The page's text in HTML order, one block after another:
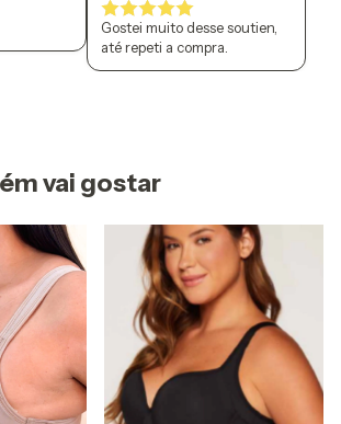
Gostei muito desse soutien,
até repeti a compra.
vai gostar